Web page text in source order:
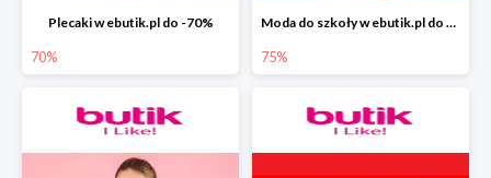
Plecaki w ebutik.pl do -70%
70%
Moda do szkoły w ebutik.pl do -75%
75%